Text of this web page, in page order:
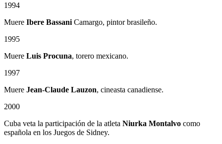
1994
Muere Ibere Bassani Camargo, pintor brasileño.
1995
Muere Luis Procuna, torero mexicano.
1997
Muere Jean-Claude Lauzon, cineasta canadiense.
2000
Cuba veta la participación de la atleta Niurka Montalvo como
española en los Juegos de Sidney.